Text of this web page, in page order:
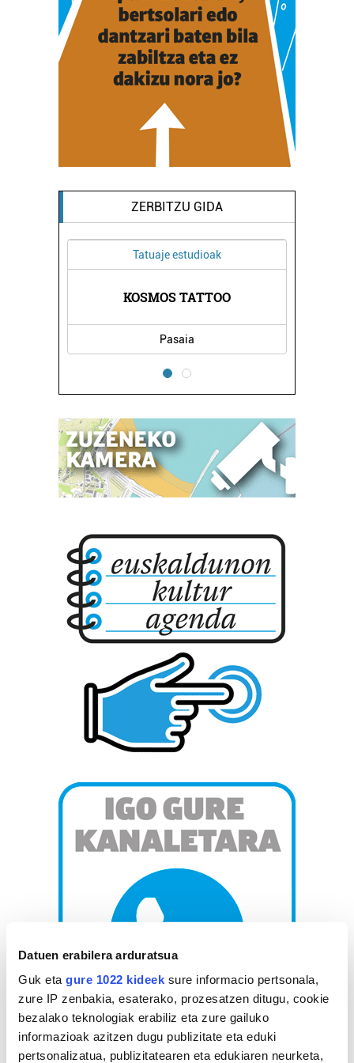
Datuen erabilera arduratsua
Guk eta gure 1022 kideek sure informacio pertsonala,
zure IP zenbakia, esaterako, prozesatzen ditugu, cookie
bezalako teknologiak erabiliz eta zure gailuko
informazioak azitzen dugu publizitate eta eduki
pertsonalizatua, publizitatearen eta edukiaren neurketa,
ZERBITZU GIDA
Tatuaje estudioak
KOSMOS TATTOO
Pasaia
AGENDA